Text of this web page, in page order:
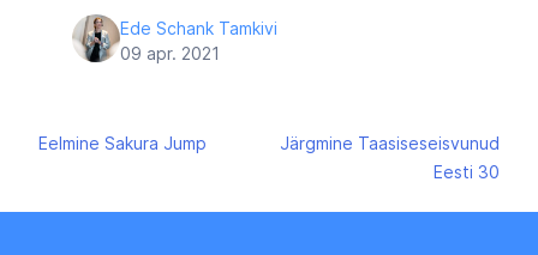
Ede Schank Tamkivi
09 apr. 2021
Navigeerimine
Eelmine Sakura Jump Järgmine Taasiseseisvunud
Eesti 30